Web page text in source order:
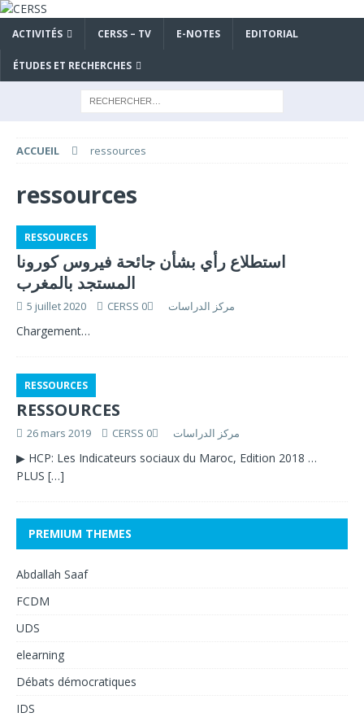
ACTIVITÉS CERSS – TV E-NOTES EDITORIAL
ÉTUDES ET RECHERCHES
ACCUEIL ressources
ressources
RESSOURCES
استطلاع رأي بشأن جائحة فيروس كورونا
المستجد بالمغرب
5 juillet 2020 CERSS مركز الدراسات 0
Chargement…
RESSOURCES
RESSOURCES
26 mars 2019 CERSS مركز الدراسات 0
▶ HCP: Les Indicateurs sociaux du Maroc, Edition 2018 …
PLUS […]
PREMIUM THEMES
Abdallah Saaf
FCDM
UDS
elearning
Débats démocratiques
IDS